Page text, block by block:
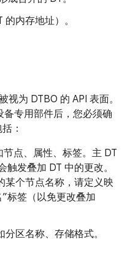
内存地址）。
视为 DTBO 的 API 表面。
备专用部件后，您必须确
：
节点、属性、标签。主 DT
发叠加 DT 中的更改。
某个节点名称，请定义映
标签（以免更改叠加
分区名称、存储格式。